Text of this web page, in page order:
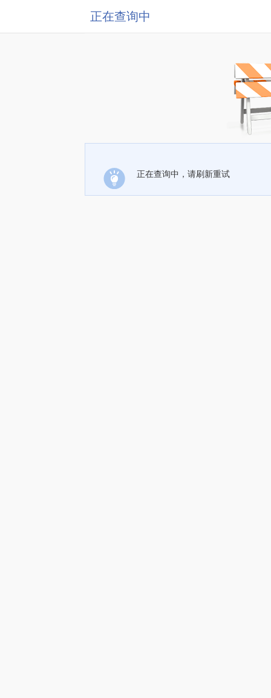
正在查询中
正在查询中，请刷新重试